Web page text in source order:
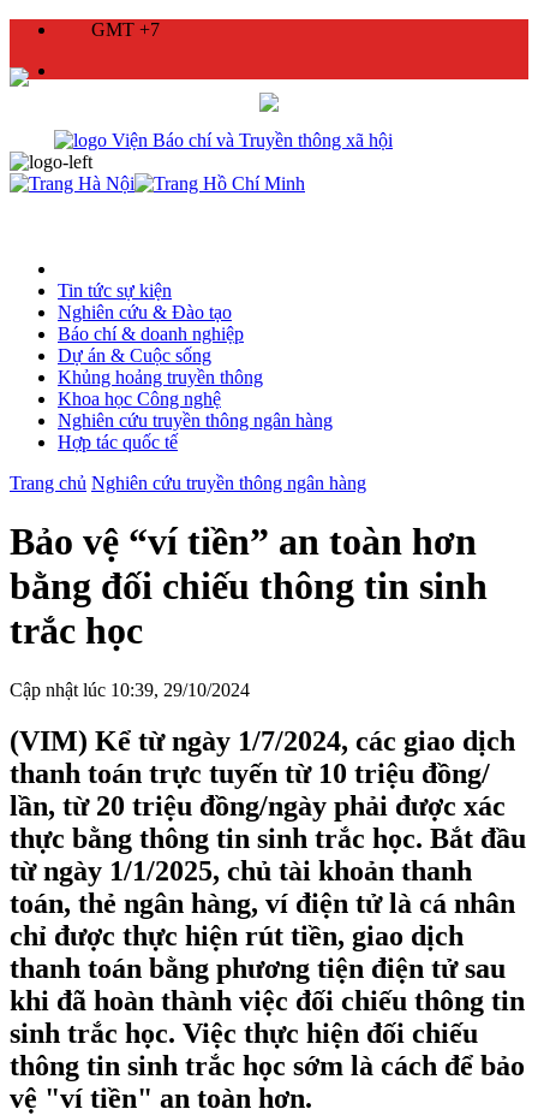
GMT +7
Tin tức sự kiện
Nghiên cứu & Đào tạo
Báo chí & doanh nghiệp
Dự án & Cuộc sống
Khủng hoảng truyền thông
Khoa học Công nghệ
Nghiên cứu truyền thông ngân hàng
Hợp tác quốc tế
Trang chủ Nghiên cứu truyền thông ngân hàng
Bảo vệ “ví tiền” an toàn hơn
bằng đối chiếu thông tin sinh
trắc học
Cập nhật lúc 10:39, 29/10/2024
(VIM) Kể từ ngày 1/7/2024, các giao dịch
thanh toán trực tuyến từ 10 triệu đồng/
lần, từ 20 triệu đồng/ngày phải được xác
thực bằng thông tin sinh trắc học. Bắt đầu
từ ngày 1/1/2025, chủ tài khoản thanh
toán, thẻ ngân hàng, ví điện tử là cá nhân
chỉ được thực hiện rút tiền, giao dịch
thanh toán bằng phương tiện điện tử sau
khi đã hoàn thành việc đối chiếu thông tin
sinh trắc học. Việc thực hiện đối chiếu
thông tin sinh trắc học sớm là cách để bảo
vệ "ví tiền" an toàn hơn.